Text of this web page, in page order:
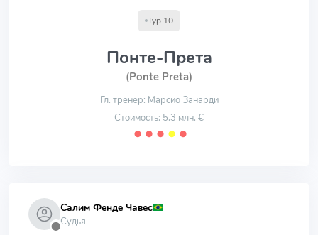
Тур 10
Понте-Прета
(Ponte Preta)
Гл. тренер: Марсио Занарди
Стоимость: 5.3 млн. €
⬤ ⬤ ⬤ ⬤ ⬤
⬤
Салим Фенде Чавес
Судья